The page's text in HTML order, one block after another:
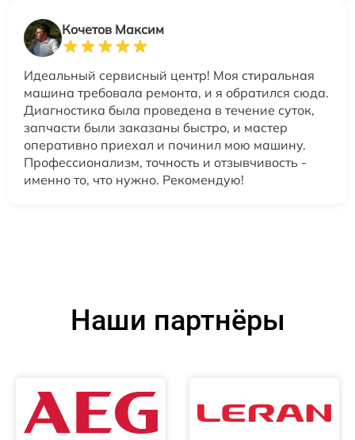
Кочетов Максим
Идеальный сервисный центр! Моя стиральная
машина требовала ремонта, и я обратился сюда.
Диагностика была проведена в течение суток,
запчасти были заказаны быстро, и мастер
оперативно приехал и починил мою машину.
Профессионализм, точность и отзывчивость -
именно то, что нужно. Рекомендую!
Наши партнёры